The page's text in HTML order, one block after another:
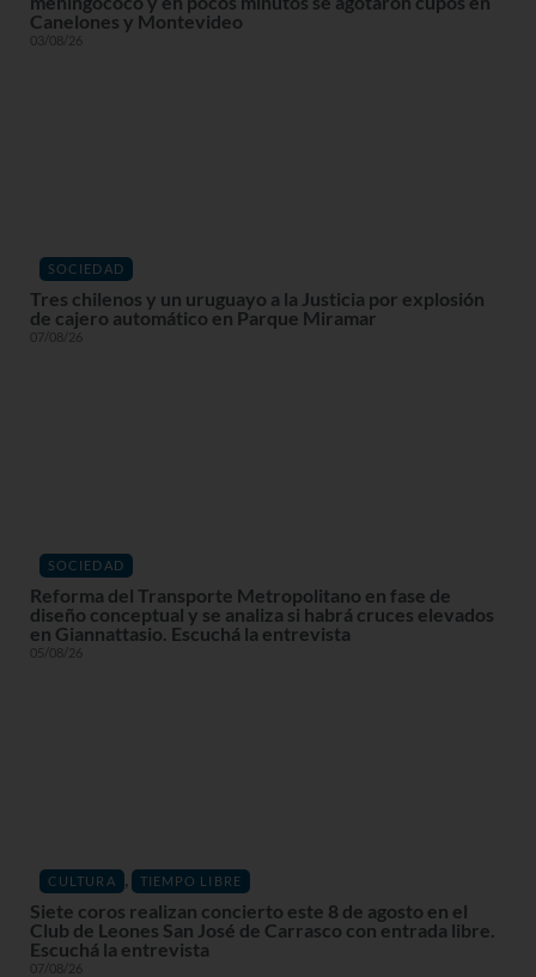
Canelones y Montevideo
03/08/26
SOCIEDAD
Tres chilenos y un uruguayo a la Justicia por explosión
de cajero automático en Parque Miramar
07/08/26
SOCIEDAD
Reforma del Transporte Metropolitano en fase de
diseño conceptual y se analiza si habrá cruces elevados
en Giannattasio. Escuchá la entrevista
05/08/26
CULTURA , TIEMPO LIBRE
Siete coros realizan concierto este 8 de agosto en el
Club de Leones San José de Carrasco con entrada libre.
Escuchá la entrevista
07/08/26